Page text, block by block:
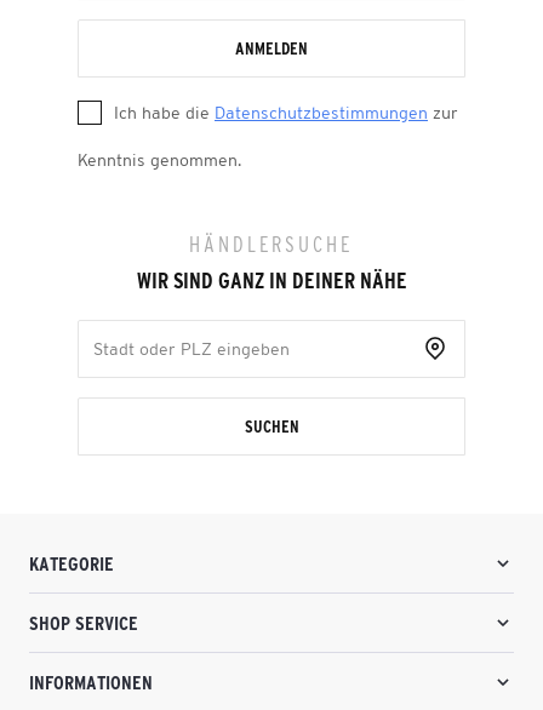
ANMELDEN
Ich habe die Datenschutzbestimmungen zur
Kenntnis genommen.
HÄNDLERSUCHE
WIR SIND GANZ IN DEINER NÄHE
SUCHEN
KATEGORIE
SHOP SERVICE
INFORMATIONEN